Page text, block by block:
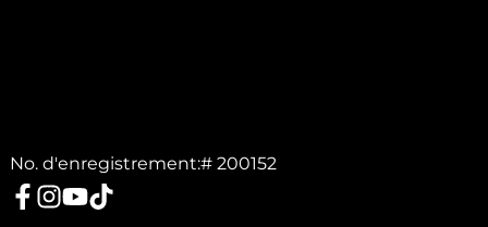
No. d'enregistrement:# 200152